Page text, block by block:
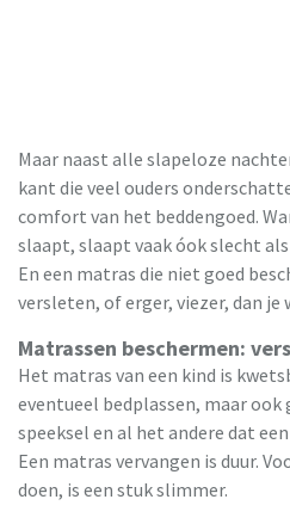
Maar naast alle slapeloze
kant die veel ouders
comfort van het beddengoed.
slaapt, slaapt vaak óok slecht
En een matras die niet goed
versleten, of erger, viezer, dan je
Matrassen beschermen:
Het matras van een kind is
eventueel bedplassen, maar ook
speeksel en al het andere dat
Een matras vervangen is duur.
doen, is een stuk slimmer.